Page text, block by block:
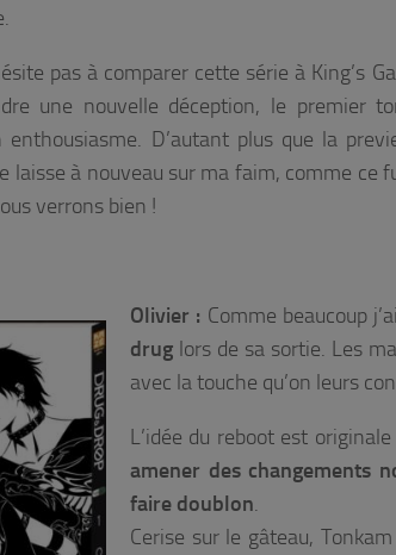
pas à comparer cette série à King’s
une nouvelle déception, le premier
enthousiasme. D’autant plus que la
laisse à nouveau sur ma faim, comme ce
verrons bien !
Olivier : Comme beaucoup
drug lors de sa sortie. Les
avec la touche qu’on leurs
L’idée du reboot est
amener des changements
faire doublon.
Cerise sur le gâteau,